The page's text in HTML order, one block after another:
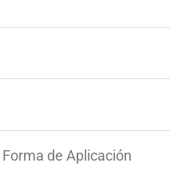
de Aplicación